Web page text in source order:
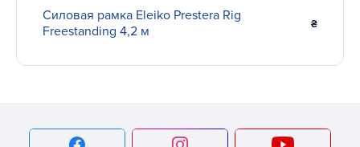
клиентам не только наиболее широкий ассортимент, но и
лучшие условия для его приобретения.
дистрибьютором, представленной на интернет-витрине, на
территории страны. Если же Вам удастся найти
Силовая рамка Eleiko Prestera Rig
Freestanding 4,2 м
₴